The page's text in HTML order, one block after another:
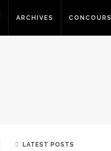
ARCHIVES CONCOURS
LATEST POSTS